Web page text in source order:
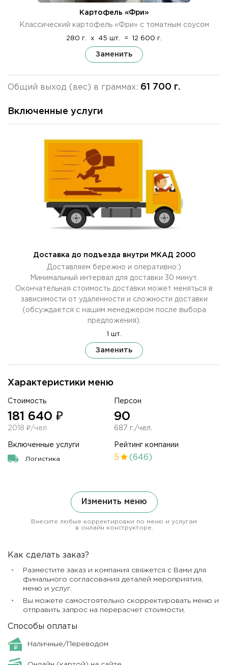
Характеристики меню
Стоимость
181 640 ₽
2018 ₽/чел
Персон
90
687 г./чел.
Включенные услуги
Логистика
Рейтинг компании
5 (646)
Картофель «Фри»
Классический картофель «Фри» с томатным соусом
280 г. x 45 шт. = 12 600 г.
Заменить
Общий выход (вес) в граммах: 61 700 г.
Изменить меню
Внесите любые корректировки по меню и услугам
в онлайн конструкторе.
Включенные услуги
Доставка до подъезда внутри МКАД 2000
Доставляем бережно и оперативно:)
Минимальный интервал для доставки 30 минут.
Окончательная стоимость доставки может меняться в
зависимости от удаленности и сложности доставки
(обсуждается с нашим менеджером после выбора
предложения).
1 шт.
Заменить
Как сделать заказ?
Разместите заказ и компания свяжется с Вами для
финального согласования деталей мероприятия,
меню и услуг.
Вы можете самостоятельно скорректировать меню и
отправить запрос на перерасчет стоимости.
Способы оплаты
Наличные/Переводом